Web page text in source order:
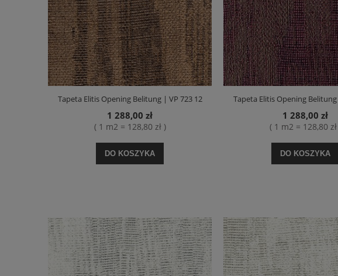
Tapeta Elitis Opening Belitung | VP 723 12
1 288,00 zł
( 1 m2 = 128,80 zł )
DO KOSZYKA
Tapeta Elitis Opening
1 288,00 zł
( 1 m2 = 128,80
DO KOSZYKA